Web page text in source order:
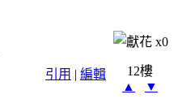
x0
引用 | 編輯
12樓
▲
▼